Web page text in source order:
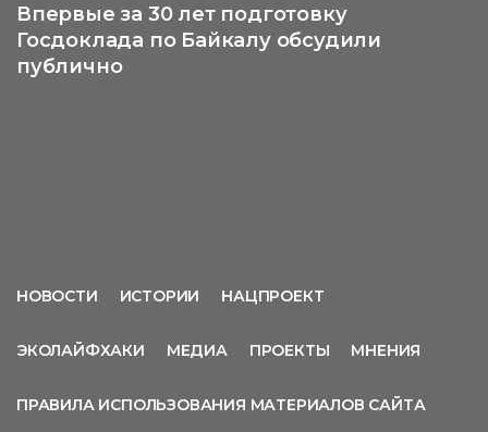
Впервые за 30 лет подготовку
Госдоклада по Байкалу обсудили
публично
НОВОСТИ ИСТОРИИ НАЦПРОЕКТ
ЭКОЛАЙФХАКИ МЕДИА ПРОЕКТЫ МНЕНИЯ
ПРАВИЛА ИСПОЛЬЗОВАНИЯ МАТЕРИАЛОВ САЙТА